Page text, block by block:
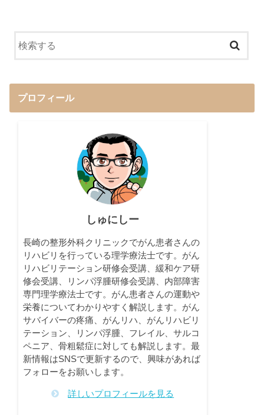
プロフィール
しゅにしー
長崎の整形外科クリニックでがん患者さんの
リハビリを行っている理学療法士です。がん
リハビリテーション研修会受講、緩和ケア研
修会受講、リンパ浮腫研修会受講、内部障害
専門理学療法士です。がん患者さんの運動や
栄養についてわかりやすく解説します。がん
サバイバーの疼痛、がんリハ、がんリハビリ
テーション、リンパ浮腫、フレイル、サルコ
ペニア、骨粗鬆症に対しても解説します。最
新情報はSNSで更新するので、興味があれば
フォローをお願いします。
詳しいプロフィールを見る